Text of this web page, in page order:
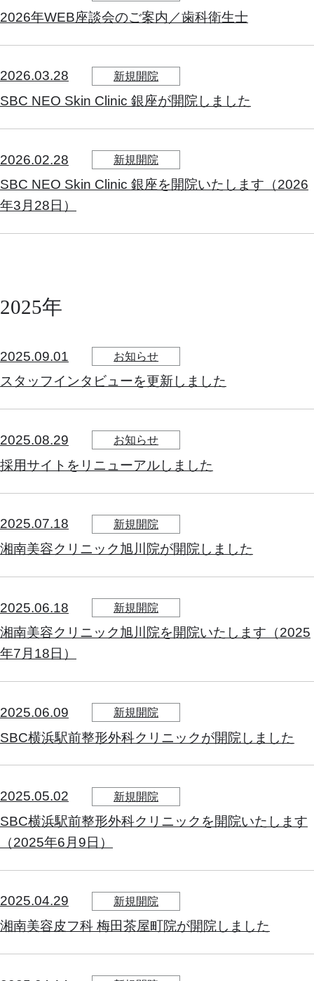
2026年WEB座談会のご案内／歯科衛生士
2026.03.28 新規開院
SBC NEO Skin Clinic 銀座が開院しました
2026.02.28 新規開院
SBC NEO Skin Clinic 銀座を開院いたします（2026
年3月28日）
2025年
2025.09.01 お知らせ
スタッフインタビューを更新しました
2025.08.29 お知らせ
採用サイトをリニューアルしました
2025.07.18 新規開院
湘南美容クリニック旭川院が開院しました
2025.06.18 新規開院
湘南美容クリニック旭川院を開院いたします（2025
年7月18日）
2025.06.09 新規開院
SBC横浜駅前整形外科クリニックが開院しました
2025.05.02 新規開院
SBC横浜駅前整形外科クリニックを開院いたします
（2025年6月9日）
2025.04.29 新規開院
湘南美容皮フ科 梅田茶屋町院が開院しました